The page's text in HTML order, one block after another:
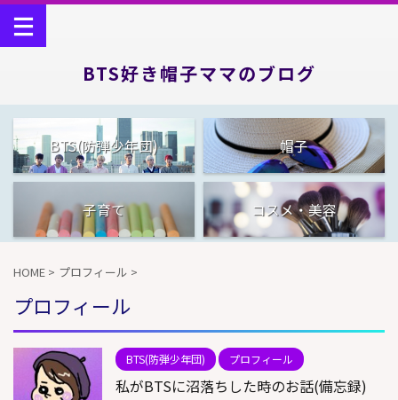
BTS好き帽子ママのブログ
BTS(防弾少年団) 帽子
子育て コスメ・美容
HOME > プロフィール >
プロフィール
BTS(防弾少年団) プロフィール
私がBTSに沼落ちした時のお話(備忘録)